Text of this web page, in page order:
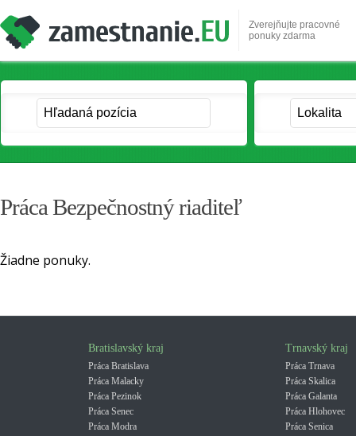
Zverejňujte pracovné
ponuky zdarma
Práca Bezpečnostný riaditeľ
Žiadne ponuky.
Bratislavský kraj
Práca Bratislava
Práca Malacky
Práca Pezinok
Práca Senec
Práca Modra
Trnavský kraj
Práca Trnava
Práca Skalica
Práca Galanta
Práca Hlohovec
Práca Senica